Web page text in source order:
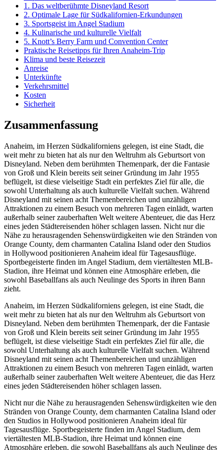
1. Das weltberühmte Disneyland Resort
2. Optimale Lage für Südkalifornien-Erkundungen
3. Sportsgeist im Angel Stadium
4. Kulinarische und kulturelle Vielfalt
5. Knott’s Berry Farm und Convention Center
Praktische Reisetipps für Ihren Anaheim-Trip
Klima und beste Reisezeit
Anreise
Unterkünfte
Verkehrsmittel
Kosten
Sicherheit
Zusammenfassung
Anaheim, im Herzen Südkaliforniens gelegen, ist eine Stadt, die
weit mehr zu bieten hat als nur den Weltruhm als Geburtsort von
Disneyland. Neben dem berühmten Themenpark, der die Fantasie
von Groß und Klein bereits seit seiner Gründung im Jahr 1955
beflügelt, ist diese vielseitige Stadt ein perfektes Ziel für alle, die
sowohl Unterhaltung als auch kulturelle Vielfalt suchen. Während
Disneyland mit seinen acht Themenbereichen und unzähligen
Attraktionen zu einem Besuch von mehreren Tagen einlädt, warten
außerhalb seiner zauberhaften Welt weitere Abenteuer, die das Herz
eines jeden Städtereisenden höher schlagen lassen. Nicht nur die
Nähe zu herausragenden Sehenswürdigkeiten wie den Stränden von
Orange County, dem charmanten Catalina Island oder den Studios
in Hollywood positionieren Anaheim ideal für Tagesausflüge.
Sportbegeisterte finden im Angel Stadium, dem viertältesten MLB-
Stadion, ihre Heimat und können eine Atmosphäre erleben, die
sowohl Baseballfans als auch Neulinge des Sports in ihren Bann
zieht.
Anaheim, im Herzen Südkaliforniens gelegen, ist eine Stadt, die
weit mehr zu bieten hat als nur den Weltruhm als Geburtsort von
Disneyland. Neben dem berühmten Themenpark, der die Fantasie
von Groß und Klein bereits seit seiner Gründung im Jahr 1955
beflügelt, ist diese vielseitige Stadt ein perfektes Ziel für alle, die
sowohl Unterhaltung als auch kulturelle Vielfalt suchen. Während
Disneyland mit seinen acht Themenbereichen und unzähligen
Attraktionen zu einem Besuch von mehreren Tagen einlädt, warten
außerhalb seiner zauberhaften Welt weitere Abenteuer, die das Herz
eines jeden Städtereisenden höher schlagen lassen.
Nicht nur die Nähe zu herausragenden Sehenswürdigkeiten wie den
Stränden von Orange County, dem charmanten Catalina Island oder
den Studios in Hollywood positionieren Anaheim ideal für
Tagesausflüge. Sportbegeisterte finden im Angel Stadium, dem
viertältesten MLB-Stadion, ihre Heimat und können eine
Atmosphäre erleben, die sowohl Baseballfans als auch Neulinge des